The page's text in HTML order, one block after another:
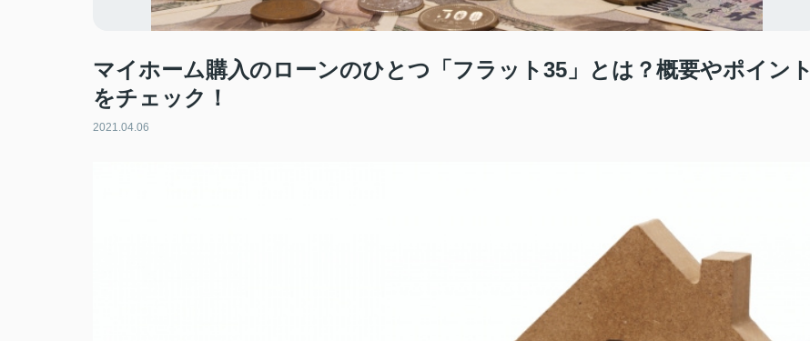
マイホーム購入のローンのひとつ「フラット35」とは？概要やポイント
をチェック！
2021.04.06